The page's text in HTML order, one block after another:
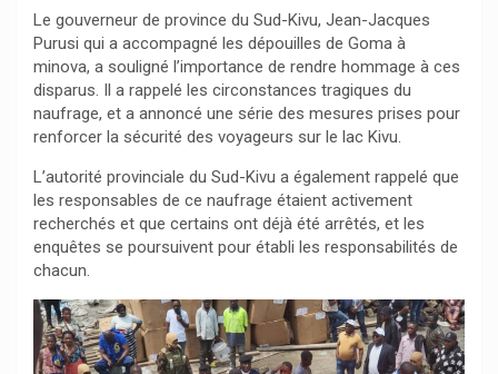
Le gouverneur de province du Sud-Kivu, Jean-Jacques
Purusi qui a accompagné les dépouilles de Goma à
minova, a souligné l’importance de rendre hommage à ces
disparus. Il a rappelé les circonstances tragiques du
naufrage, et a annoncé une série des mesures prises pour
renforcer la sécurité des voyageurs sur le lac Kivu.
L’autorité provinciale du Sud-Kivu a également rappelé que
les responsables de ce naufrage étaient activement
recherchés et que certains ont déjà été arrêtés, et les
enquêtes se poursuivent pour établi les responsabilités de
chacun.